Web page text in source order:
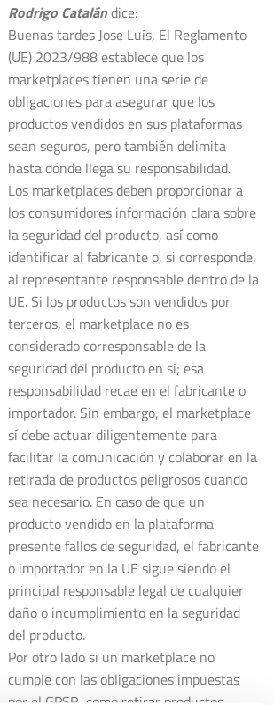
Rodrigo Catalándice:
Buenas tardes Jose Luís, El Reglamento
(UE) 2023/988 establece que los
marketplaces tienen una serie de
obligaciones para asegurar que los
productos vendidos en sus plataformas
sean seguros, pero también delimita
hasta dónde llega su responsabilidad.
Los marketplaces deben proporcionar a
los consumidores información clara sobre
la seguridad del producto, así como
identificar al fabricante o, si corresponde,
al representante responsable dentro de la
UE. Si los productos son vendidos por
terceros, el marketplace no es
considerado corresponsable de la
seguridad del producto en sí; esa
responsabilidad recae en el fabricante o
importador. Sin embargo, el marketplace
sí debe actuar diligentemente para
facilitar la comunicación y colaborar en la
retirada de productos peligrosos cuando
sea necesario. En caso de que un
producto vendido en la plataforma
presente fallos de seguridad, el fabricante
o importador en la UE sigue siendo el
principal responsable legal de cualquier
daño o incumplimiento en la seguridad
del producto.
Por otro lado si un marketplace no
cumple con las obligaciones impuestas